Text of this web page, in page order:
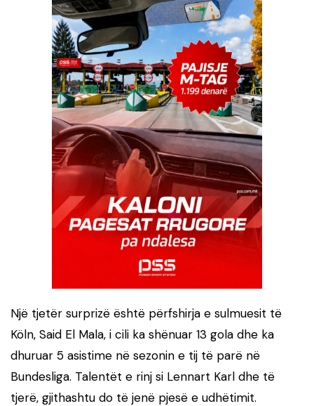
Një tjetër surprizë është përfshirja e sulmuesit të
Köln, Said El Mala, i cili ka shënuar 13 gola dhe ka
dhuruar 5 asistime në sezonin e tij të parë në
Bundesliga. Talentët e rinj si Lennart Karl dhe të
tjerë, gjithashtu do të jenë pjesë e udhëtimit.